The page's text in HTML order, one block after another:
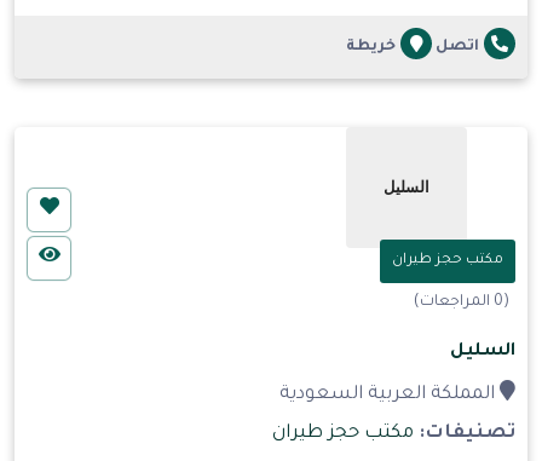
اتصل خريطة
مكتب حجز طيران
(0 المراجعات)
السليل
المملكة العربية السعودية
تصنيفات: مكتب حجز طيران